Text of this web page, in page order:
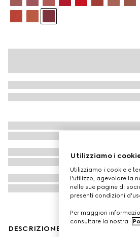
DESCRIZIONE DEL PRODOTTO
Utilizziamo i
Utilizziamo i cookie e
l'utilizzo, agevolare la
nelle sue pagine di
presenti condizioni
Per maggiori
consultare la nostra